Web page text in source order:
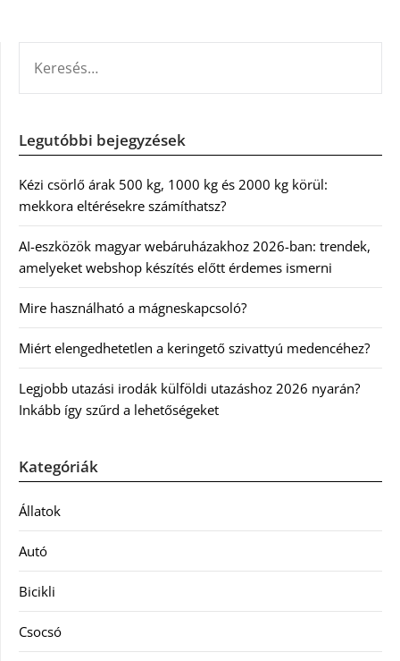
Legutóbbi bejegyzések
Kézi csörlő árak 500 kg, 1000 kg és 2000 kg körül:
mekkora eltérésekre számíthatsz?
AI-eszközök magyar webáruházakhoz 2026-ban: trendek,
amelyeket webshop készítés előtt érdemes ismerni
Mire használható a mágneskapcsoló?
Miért elengedhetetlen a keringető szivattyú medencéhez?
Legjobb utazási irodák külföldi utazáshoz 2026 nyarán?
Inkább így szűrd a lehetőségeket
Kategóriák
Állatok
Autó
Bicikli
Csocsó